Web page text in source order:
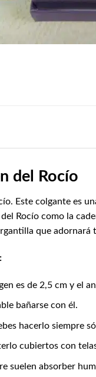
del Rocío
Este colgante es
Rocío como la
que adornará
es de 2,5 cm y el
bañarse con él.
hacerlo siempre
cubiertos con
suelen absorber